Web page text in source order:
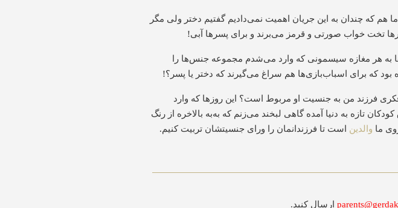
هم که چندان به این جریان اهمیت نمی‌دادیم گفتیم دختر ولی مگر
تخت خواب صورتی و قرمز می‌برند و برای پسرهاآبی!
به هر مغازه سیسمونی که وارد می‌شدم مجموعه جنس‌ها را
که برای اسباب‌بازی‌ها هم سراغ می‌گیرند که دختر یا پسر؟!
فرزند من به جنسیت او مربوط است؟ این روزها که وارد
تازه به دنیا آمده گاهی لبخند می‌زنم که به‌به بالاخره از رنگ
ما والدین است تا فرزندانمان را ورای جنسیتشان تربیت کنیم.
ارسال کنید.